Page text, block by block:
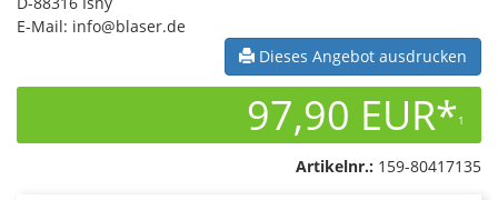
E-Mail: info@blaser.de
Dieses Angebot ausdrucken
97,90 EUR*1
Artikelnr.: 159-80417135